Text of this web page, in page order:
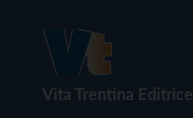
Vita Trentina Editrice